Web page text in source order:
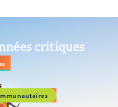
critiques